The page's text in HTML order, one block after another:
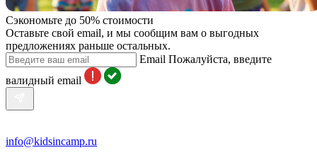
Сэкономьте до 50% стоимости
Оставьте свой email, и мы сообщим вам о выгодных
предложениях раньше остальных.
Email Пожалуйста, введите
валидный email
info@kidsincamp.ru